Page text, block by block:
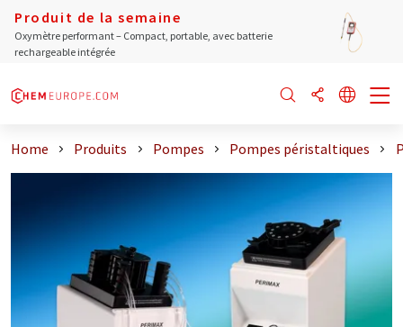
Produit de la semaine
Oxymètre performant – Compact, portable, avec batterie
rechargeable intégrée
Home Produits Pompes Pompes péristaltiques